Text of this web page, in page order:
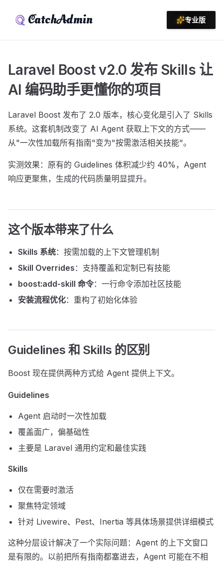
CatchAdmin 专业版
Laravel Boost v2.0 发布 Skills 让
AI 编码助手更懂你的项目
Laravel Boost 发布了 2.0 版本，核心变化是引入了 Skills
系统。这套机制改变了 AI Agent 获取上下文的方式——
从"一次性加载所有指南"变为"按需激活相关技能"。
实测效果：原有的 Guidelines 体积减少约 40%，Agent
响应更聚焦，生成的代码质量明显提升。
这个版本带来了什么
Skills 系统：按需加载的上下文管理机制
Skill Overrides ：支持覆盖和定制已有技能
boost:add-skill 命令：一行命令添加社区技能
安装流程优化：重构了初始化体验
Guidelines 和 Skills 的区别
Boost 现在提供两种方式给 Agent 提供上下文。
Guidelines
Agent 启动时一次性加载
覆盖面广，偏基础性
主要是 Laravel 通用约定和最佳实践
Skills
仅在需要时激活
聚焦特定领域
针对 Livewire、Pest、Inertia 等具体场景提供详细模式
这种分层设计解决了一个实际问题：Agent 的上下文窗口
是有限的。以前把所有指南都塞进去，Agent 可能在不相